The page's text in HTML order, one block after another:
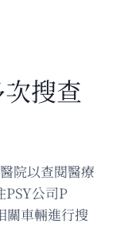
搜查
院以查閱醫療
PSY公司P
關車輛進行搜